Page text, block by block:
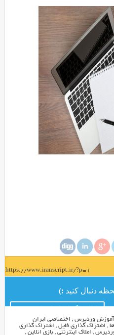
https://www.iranscript.ir/?p=1
دنبال کنید :)
آموزش وردپرس , اختصاصی ایران
, اشتراك گذاري فايل , اشتراک گذاری
, املاک اینترنتی ,بازي انلاين ,